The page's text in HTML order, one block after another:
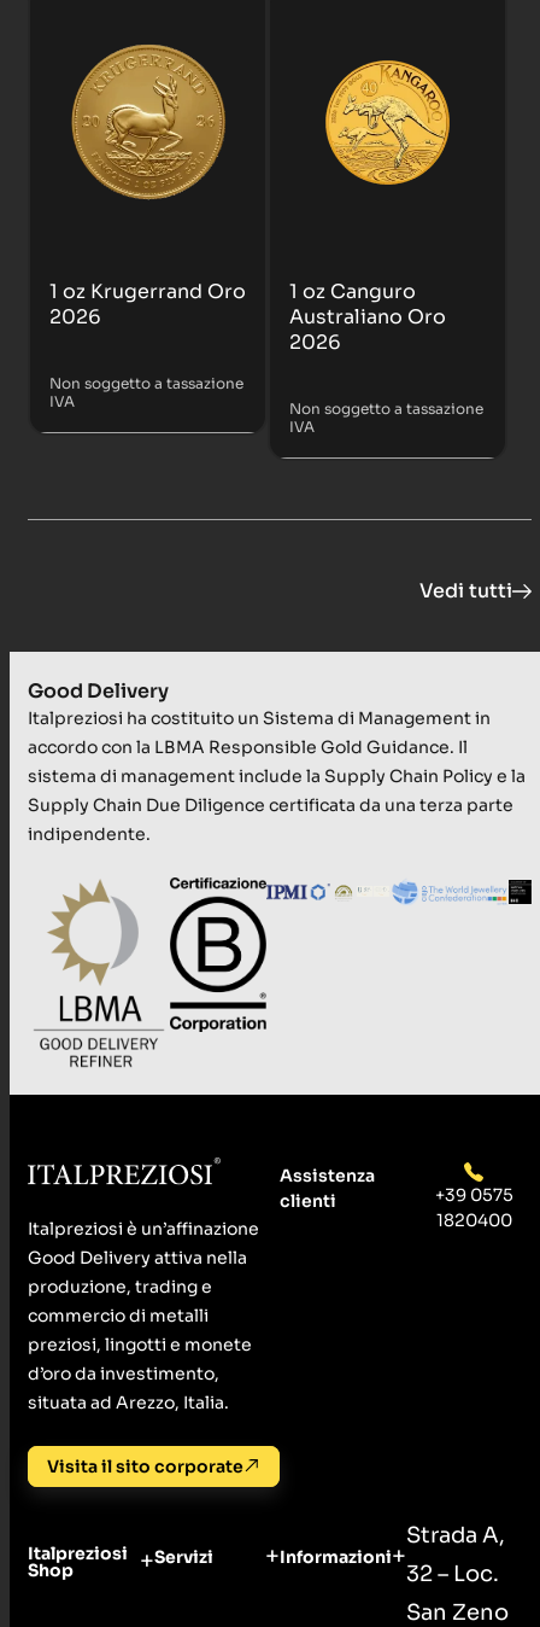
1 oz Krugerrand Oro
2026
Non soggetto a tassazione
IVA
1 oz Canguro
Australiano Oro
2026
Non soggetto a tassazione
IVA
Vedi tutti
Good Delivery
Italpreziosi ha costituito un Sistema di Management in
accordo con la LBMA Responsible Gold Guidance. Il
sistema di management include la Supply Chain Policy e la
Supply Chain Due Diligence certificata da una terza parte
indipendente.
Italpreziosi è un’affinazione
Good Delivery attiva nella
produzione, trading e
commercio di metalli
preziosi, lingotti e monete
d’oro da investimento,
situata ad Arezzo, Italia.
Visita il sito corporate
Assistenza
clienti
+39 0575
1820400
Italpreziosi
Shop
Servizi Informazioni
Strada A,
32 – Loc.
San Zeno